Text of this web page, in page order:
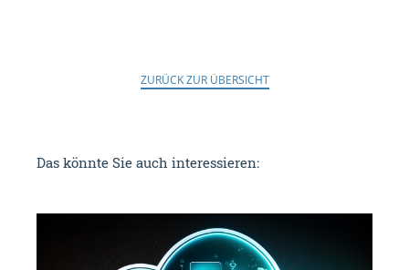
ZURÜCK ZUR ÜBERSICHT
Das könnte Sie auch interessieren: